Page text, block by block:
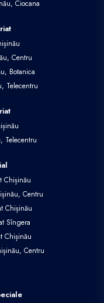
Ciocana
Centru
Botanica
Telecentru
Telecentru
Chișinău
Centru
Chișinău
Sîngera
Chișinău
Centru